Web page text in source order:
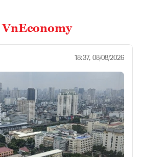
VnEconomy
18:37, 08/08/2026